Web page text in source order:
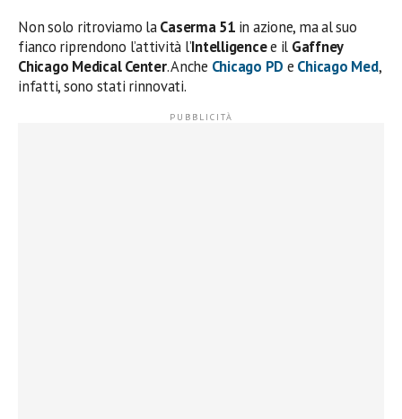
Non solo ritroviamo laCaserma 51in azione, ma al suo
fianco riprendono l’attività l’Intelligencee il Gaffney
Chicago Medical Center. Anche Chicago PD e Chicago Med,
infatti, sono stati rinnovati.